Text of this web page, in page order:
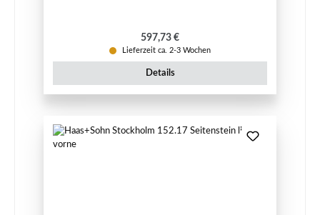
Regulärer Preis:
597,73 €
Lieferzeit ca. 2-3 Wochen
Details